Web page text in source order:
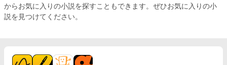
からお気に入りの小説を探すこともできます。ぜひお気に入りの小
説を見つけてください。